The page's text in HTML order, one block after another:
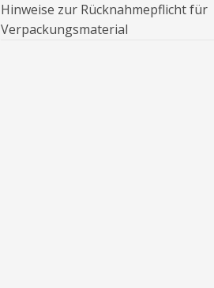
Hinweise zur Rücknahmepflicht für
Verpackungsmaterial